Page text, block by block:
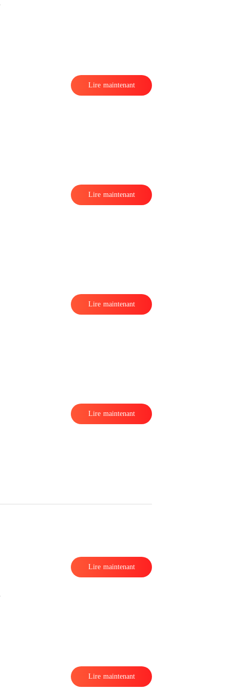
Lire maintenant
Lire maintenant
Lire maintenant
Lire maintenant
Lire maintenant
Lire maintenant